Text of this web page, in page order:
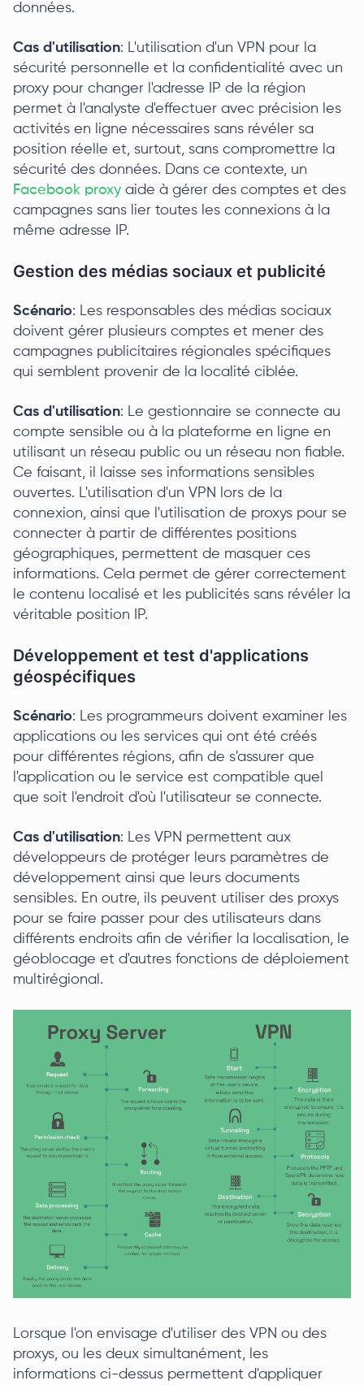
données.
Cas d'utilisation: L'utilisation d'un VPN pour la
sécurité personnelle et la confidentialité avec un
proxy pour changer l'adresse IP de la région
permet à l'analyste d'effectuer avec précision les
activités en ligne nécessaires sans révéler sa
position réelle et, surtout, sans compromettre la
sécurité des données. Dans ce contexte, un
Facebook proxy aide à gérer des comptes et des
campagnes sans lier toutes les connexions à la
même adresse IP.
Gestion des médias sociaux et publicité
Scénario: Les responsables des médias sociaux
doivent gérer plusieurs comptes et mener des
campagnes publicitaires régionales spécifiques
qui semblent provenir de la localité ciblée.
Cas d'utilisation: Le gestionnaire se connecte au
compte sensible ou à la plateforme en ligne en
utilisant un réseau public ou un réseau non fiable.
Ce faisant, il laisse ses informations sensibles
ouvertes. L'utilisation d'un VPN lors de la
connexion, ainsi que l'utilisation de proxys pour se
connecter à partir de différentes positions
géographiques, permettent de masquer ces
informations. Cela permet de gérer correctement
le contenu localisé et les publicités sans révéler la
véritable position IP.
Développement et test d'applications
géospécifiques
Scénario: Les programmeurs doivent examiner les
applications ou les services qui ont été créés
pour différentes régions, afin de s'assurer que
l'application ou le service est compatible quel
que soit l'endroit d'où l'utilisateur se connecte.
Cas d'utilisation: Les VPN permettent aux
développeurs de protéger leurs paramètres de
développement ainsi que leurs documents
sensibles. En outre, ils peuvent utiliser des proxys
pour se faire passer pour des utilisateurs dans
différents endroits afin de vérifier la localisation, le
géoblocage et d'autres fonctions de déploiement
multirégional.
Lorsque l'on envisage d'utiliser des VPN ou des
proxys, ou les deux simultanément, les
informations ci-dessus permettent d'appliquer